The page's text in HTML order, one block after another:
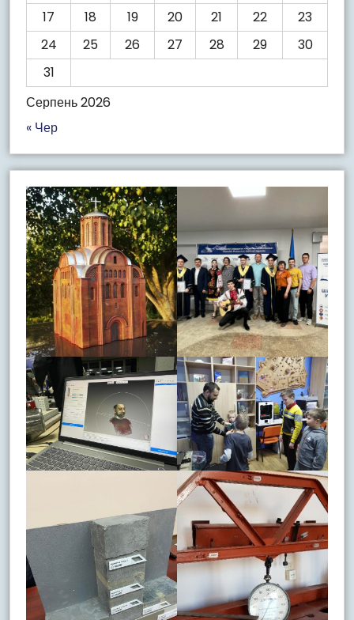
Серпень 2026
17
18 19 20 21 22
23
24
25 26 27 28 29
30
31
« Чер